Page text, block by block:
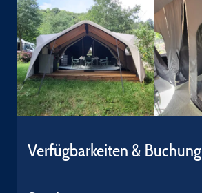
Verfügbarkeiten & Buchung